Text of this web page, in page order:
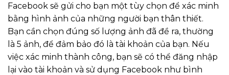
Facebook sẽ gửi cho bạn một tùy chọn để xác minh
bằng hình ảnh của những người bạn thân thiết.
Bạn cần chọn đúng số lượng ảnh đã đề ra, thường
là 5 ảnh, để đảm bảo đó là tài khoản của bạn. Nếu
việc xác minh thành công, bạn sẽ có thể đăng nhập
lại vào tài khoản và sử dụng Facebook như bình